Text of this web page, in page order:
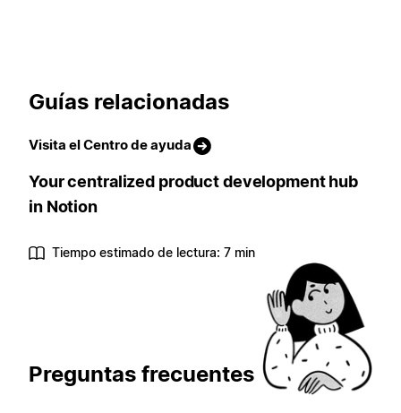
Guías relacionadas
Visita el Centro de ayuda
Your centralized product development hub
in Notion
Tiempo estimado de lectura: 7 min
Preguntas frecuentes